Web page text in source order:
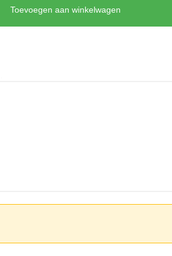
Toevoegen aan winkelwagen